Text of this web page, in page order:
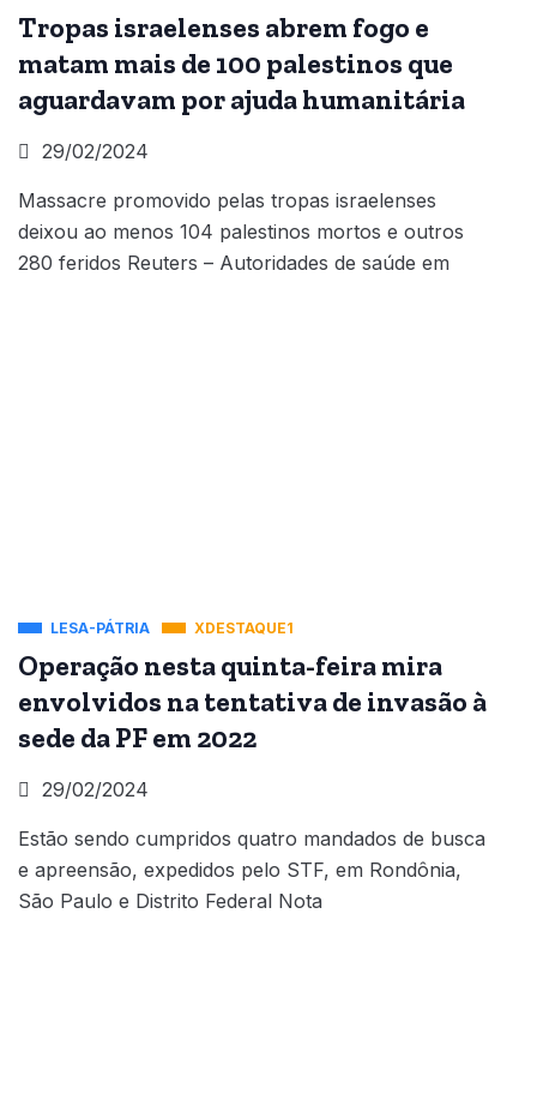
Tropas israelenses abrem fogo e
matam mais de 100 palestinos que
aguardavam por ajuda humanitária
29/02/2024
Massacre promovido pelas tropas israelenses
deixou ao menos 104 palestinos mortos e outros
280 feridos Reuters – Autoridades de saúde em
LESA-PÁTRIA XDESTAQUE1
Operação nesta quinta-feira mira
envolvidos na tentativa de invasão à
sede da PF em 2022
29/02/2024
Estão sendo cumpridos quatro mandados de busca
e apreensão, expedidos pelo STF, em Rondônia,
São Paulo e Distrito Federal Nota